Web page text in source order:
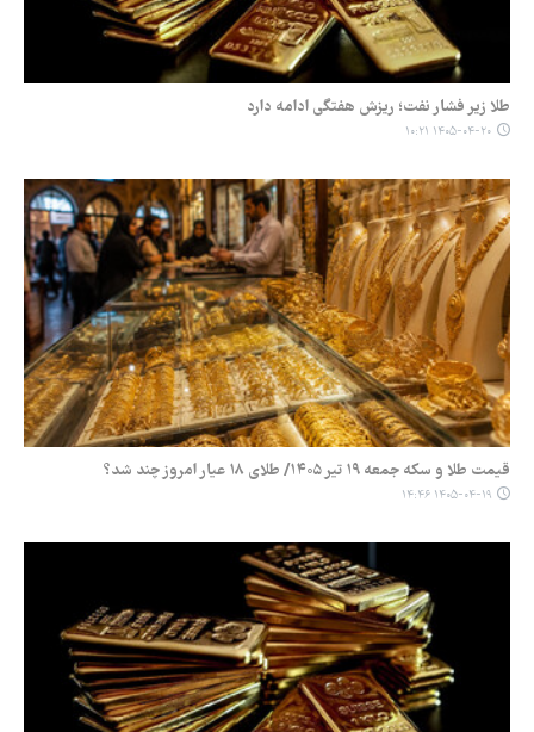
طلا زیر فشار نفت؛ ریزش هفتگی ادامه دارد
۱۴۰۵-۰۴-۲۰ ۱۰:۲۱
قیمت طلا و سکه جمعه ۱۹ تیر ۱۴۰۵/ طلای ۱۸ عیار امروز چند شد؟
۱۴۰۵-۰۴-۱۹ ۱۴:۴۶